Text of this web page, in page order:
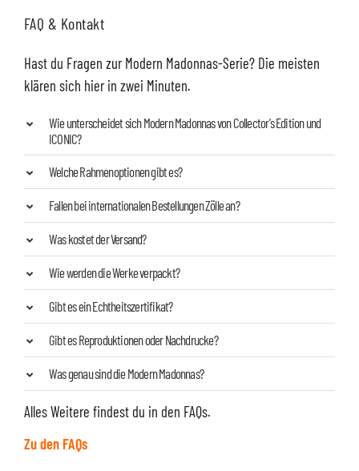
FAQ & Kontakt
Hast du Fragen zur Modern Madonnas-Serie? Die meisten
klären sich hier in zwei Minuten.
Wie unterscheidet sich Modern Madonnas von Collector’s Edition und
ICONIC?
Welche Rahmenoptionen gibt es?
Fallen bei internationalen Bestellungen Zölle an?
Was kostet der Versand?
Wie werden die Werke verpackt?
Gibt es ein Echtheitszertifikat?
Gibt es Reproduktionen oder Nachdrucke?
Was genau sind die Modern Madonnas?
Alles Weitere findest du in den FAQs.
Zu den FAQs